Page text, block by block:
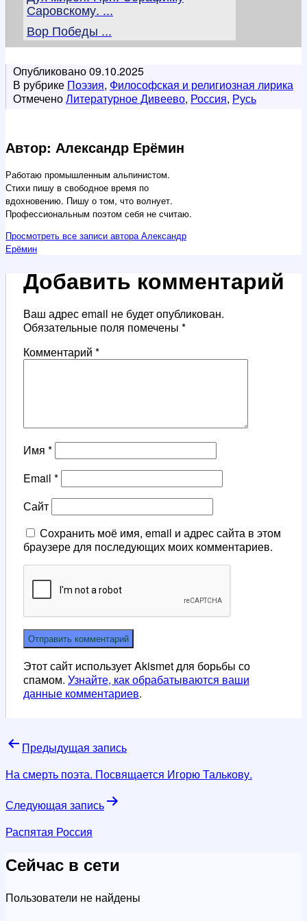
Саровскому. ...
Вор Победы ...
Опубликовано09.10.2025
В рубрике Поэзия, Философская и религиозная лирика
ОтмеченоЛитературное Дивеево, Россия, Русь
Автор: Александр Ерёмин
Работаю промышленным альпинистом.
Стихи пишу в свободное время по
вдохновению. Пишу о том, что волнует.
Профессиональным поэтом себя не считаю.
Просмотреть все записи автора Александр
Ерёмин
Добавить комментарий
Ваш адрес email не будет опубликован.
Обязательные поля помечены *
Комментарий *
Имя *
Email *
Сайт
Сохранить моё имя, email и адрес сайта в этом
браузере для последующих моих комментариев.
Этот сайт использует Akismet для борьбы со
спамом. Узнайте, как обрабатываются ваши
данные комментариев.
Навигация
по
Предыдущая запись
На смерть поэта. Посвящается Игорю Талькову.
Следующая запись
Распятая Россия
Сейчас в сети
Пользователи не найдены